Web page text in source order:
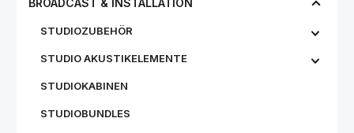
BROADCAST & INSTALLATION
STUDIOZUBEHÖR
STUDIO AKUSTIKELEMENTE
STUDIOKABINEN
STUDIOBUNDLES